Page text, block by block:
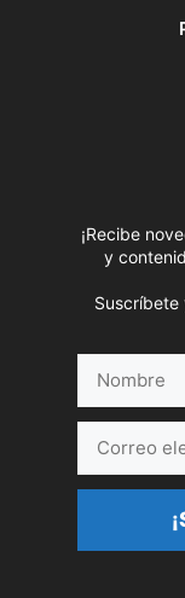
¡Recibe
y
Suscríbete
electrónico